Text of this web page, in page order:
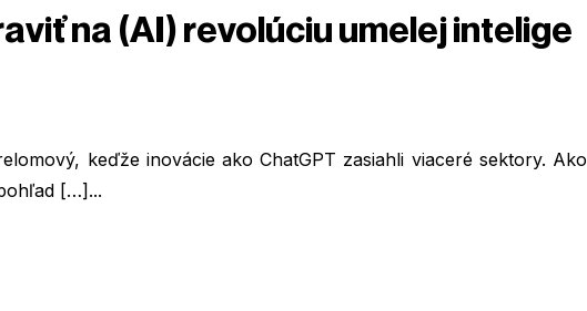
na (AI) revolúciu umelej intelige
keďže inovácie ako ChatGPT zasiahli viaceré sektory. Ako
[…]...